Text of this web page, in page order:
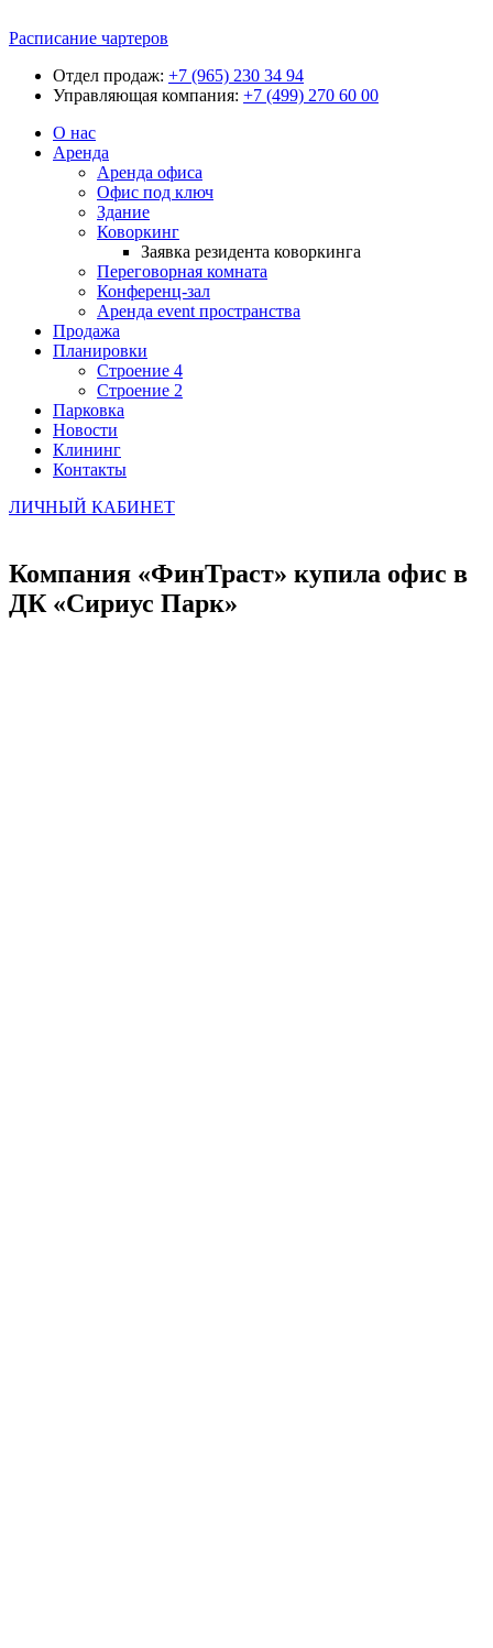
Расписание чартеров
Отдел продаж: +7 (965) 230 34 94
Управляющая компания: +7 (499) 270 60 00
О нас
Аренда
Аренда офиса
Офис под ключ
Здание
Коворкинг
Заявка резидента коворкинга
Переговорная комната
Конференц-зал
Аренда event пространства
Продажа
Планировки
Строение 4
Строение 2
Парковка
Новости
Клининг
Контакты
ЛИЧНЫЙ КАБИНЕТ
Компания «ФинТраст» купила офис в
ДК «Сириус Парк»